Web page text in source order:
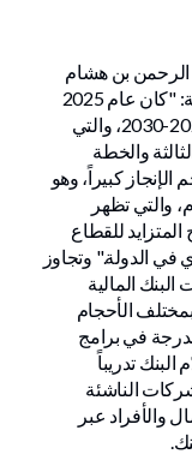
الرحمن بن هشام
السويدي، الرئيس التنفيذي لبنك قطر للتنمية: "كان عام 2025
العام الأوّل من استراتيجية البنك المحدثة 2025-2030، والتي
والخطة
الإنجاز كبيراً، وهو
والتي تظهر
للقطاع
في الدولة." وتجاوز
المالية
قرابة الـ2100 شركة، بمختلف الأحجام
في برامج
قدّم البنك تدريباً
شمل الشركات الناشئة
والأفراد عبر